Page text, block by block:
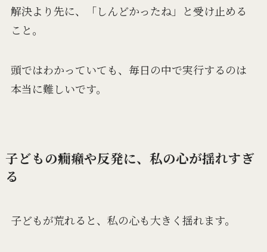
解決より先に、「しんどかったね」と受け止める
こと。
頭ではわかっていても、毎日の中で実行するのは
本当に難しいです。
子どもの癇癪や反発に、私の心が揺れすぎ
る
子どもが荒れると、私の心も大きく揺れます。